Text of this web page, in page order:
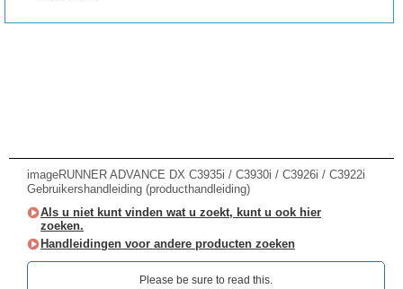
imageRUNNER ADVANCE DX C3935i / C3930i / C3926i / C3922i
Gebruikershandleiding (producthandleiding)
Als u niet kunt vinden wat u zoekt, kunt u ook hier
zoeken.
Handleidingen voor andere producten zoeken
Please be sure to read this.‎